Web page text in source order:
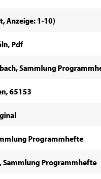
Anzeige: 1-10)
Pdf
Sammlung
65153
Programmhefte
Sammlung Programmhefte